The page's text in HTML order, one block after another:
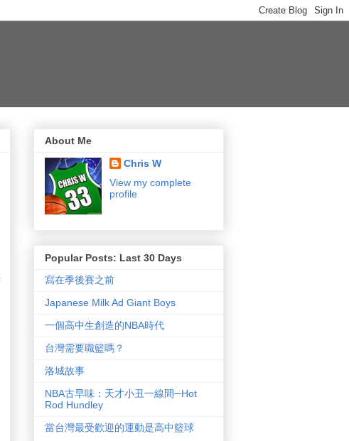
About Me
Chris W
View my complete
profile
Popular Posts: Last 30 Days
寫在季後賽之前
Japanese Milk Ad Giant Boys
一個高中生創造的NBA時代
台灣需要職籃嗎？
洛城故事
NBA古早味：天才小丑一線間─Hot
Rod Hundley
當台灣最受歡迎的運動是高中籃球